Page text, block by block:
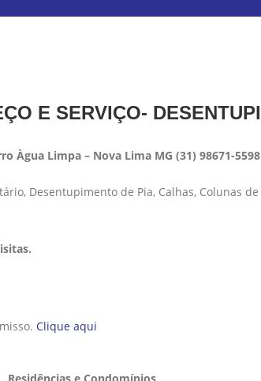
E SERVIÇO-
Àgua Limpa – Nova Lima MG (31) 98671-5598
Desentupimento de Pia, Calhas, Colunas
Clique aqui